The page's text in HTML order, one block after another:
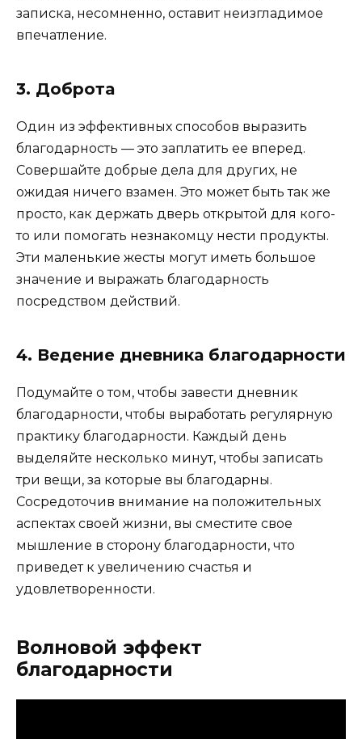
записка, несомненно, оставит неизгладимое
впечатление.
3. Доброта
Один из эффективных способов выразить
благодарность — это заплатить ее вперед.
Совершайте добрые дела для других, не
ожидая ничего взамен. Это может быть так же
просто, как держать дверь открытой для кого-
то или помогать незнакомцу нести продукты.
Эти маленькие жесты могут иметь большое
значение и выражать благодарность
посредством действий.
4. Ведение дневника благодарности
Подумайте о том, чтобы завести дневник
благодарности, чтобы выработать регулярную
практику благодарности. Каждый день
выделяйте несколько минут, чтобы записать
три вещи, за которые вы благодарны.
Сосредоточив внимание на положительных
аспектах своей жизни, вы сместите свое
мышление в сторону благодарности, что
приведет к увеличению счастья и
удовлетворенности.
Волновой эффект
благодарности